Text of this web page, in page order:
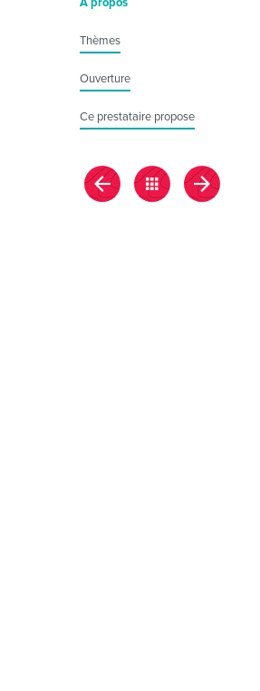
Thèmes
Ouverture
Ce prestataire propose